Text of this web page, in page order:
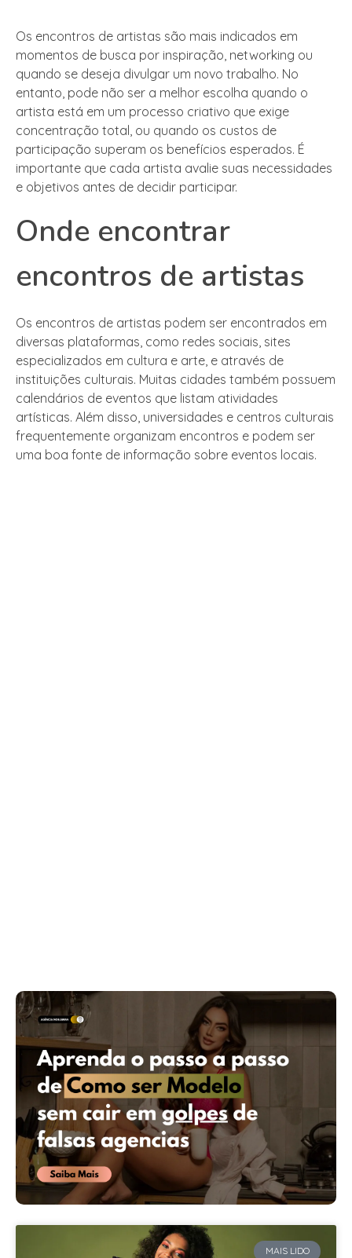
Os encontros de artistas são mais indicados em
momentos de busca por inspiração, networking ou
quando se deseja divulgar um novo trabalho. No
entanto, pode não ser a melhor escolha quando o
artista está em um processo criativo que exige
concentração total, ou quando os custos de
participação superam os benefícios esperados. É
importante que cada artista avalie suas necessidades
e objetivos antes de decidir participar.
Onde encontrar
encontros de artistas
Os encontros de artistas podem ser encontrados em
diversas plataformas, como redes sociais, sites
especializados em cultura e arte, e através de
instituições culturais. Muitas cidades também possuem
calendários de eventos que listam atividades
artísticas. Além disso, universidades e centros culturais
frequentemente organizam encontros e podem ser
uma boa fonte de informação sobre eventos locais.
MAIS LIDO